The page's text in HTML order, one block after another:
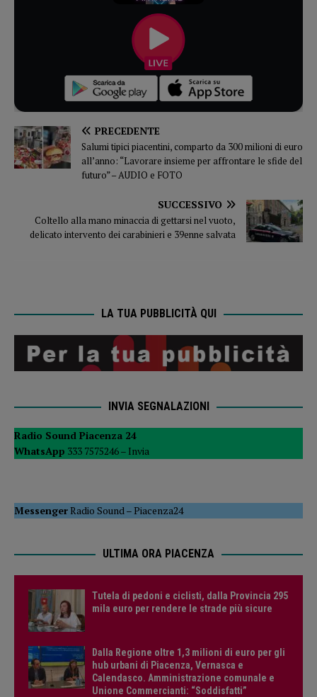
PRECEDENTE
Salumi tipici piacentini, comparto da 300 milioni di euro
all’anno: “Lavorare insieme per affrontare le sfide del
futuro” – AUDIO e FOTO
SUCCESSIVO
Coltello alla mano minaccia di gettarsi nel vuoto,
delicato intervento dei carabinieri e 39enne salvata
LA TUA PUBBLICITÀ QUI
INVIA SEGNALAZIONI
Radio Sound Piacenza 24
WhatsApp 333 7575246 – Invia
MessengerRadio Sound –Piacenza24
ULTIMA ORA PIACENZA
Tutela di pedoni e ciclisti, dalla Provincia 295
mila euro per rendere le strade più sicure
Dalla Regione oltre 1,3 milioni di euro per gli
hub urbani di Piacenza, Vernasca e
Calendasco. Amministrazione comunale e
Unione Commercianti: “Soddisfatti”